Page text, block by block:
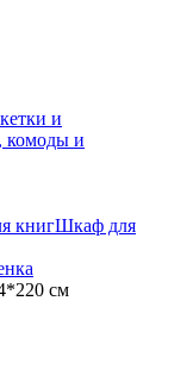
и
комоды и
книгШкаф для
см